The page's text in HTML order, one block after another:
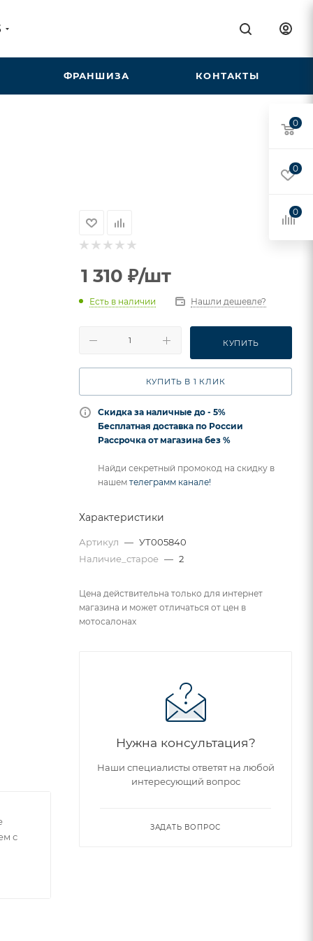
ФРАНШИЗА КОНТАКТЫ
с
1 310 ₽/шт
Есть в наличии Нашли дешевле?
КУПИТЬ
КУПИТЬ В 1 КЛИК
Скидка за наличные до - 5%
Бесплатная доставка по России
Рассрочка от магазина без %
Найди секретный промокод на скидку в
нашем телеграмм канале!
Характеристики
Артикул — УТ005840
Наличие_старое — 2
Цена действительна только для интернет
магазина и может отличаться от цен в
мотосалонах
Нужна консультация?
Наши специалисты ответят на любой
интересующий вопрос
ЗАДАТЬ ВОПРОС
0
0
0